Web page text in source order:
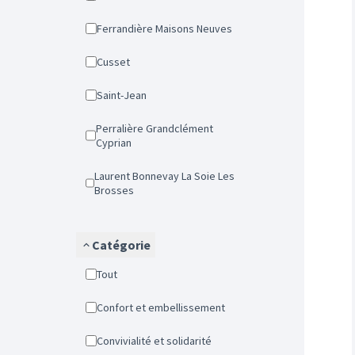
Ferrandière Maisons Neuves
Cusset
Saint-Jean
Perralière Grandclément
Cyprian
Laurent Bonnevay La Soie Les
Brosses
Catégorie
Tout
Confort et embellissement
Convivialité et solidarité